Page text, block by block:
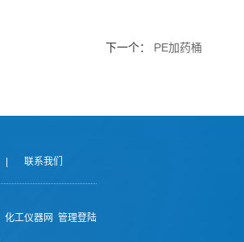
下一个： PE加药桶
联系我们
化工仪器网 管理登陆